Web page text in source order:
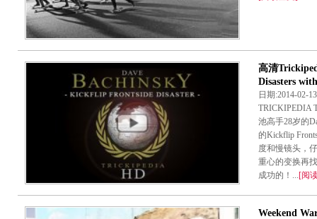
高清
Disasters
日期:2014-
TRICKIPEDIA
池高手28岁的
的Kickflip
度和慢镜头，
重心的变换再
成功的！... [阅
Weekend